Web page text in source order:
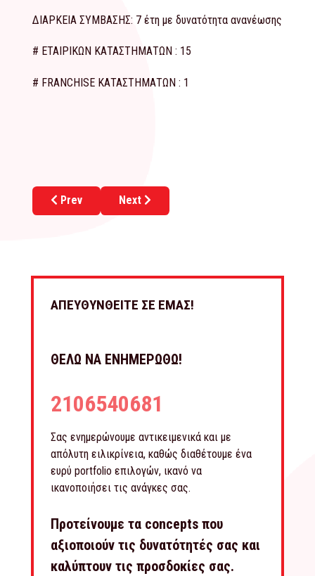
ΔΙΑΡΚΕΙΑ ΣΥΜΒΑΣΗΣ: 7 έτη με δυνατότητα ανανέωσης
# ΕΤΑΙΡΙΚΩΝ ΚΑΤΑΣΤΗΜΑΤΩΝ : 15
# FRANCHISE ΚΑΤΑΣΤΗΜΑΤΩΝ : 1
Previous article: MPF EXPERIENCE
Prev Next article: YUMMY MOMMY
Next
ΑΠΕΥΘΥΝΘΕΙΤΕ ΣΕ ΕΜΑΣ!
ΘΕΛΩ ΝΑ ΕΝΗΜΕΡΩΘΩ!
2106540681
Σας ενημερώνουμε αντικειμενικά και με
απόλυτη ειλικρίνεια, καθώς διαθέτουμε ένα
ευρύ portfolio επιλογών, ικανό να
ικανοποιήσει τις ανάγκες σας.
Προτείνουμε τα concepts που
αξιοποιούν τις δυνατότητές σας και
καλύπτουν τις προσδοκίες σας.